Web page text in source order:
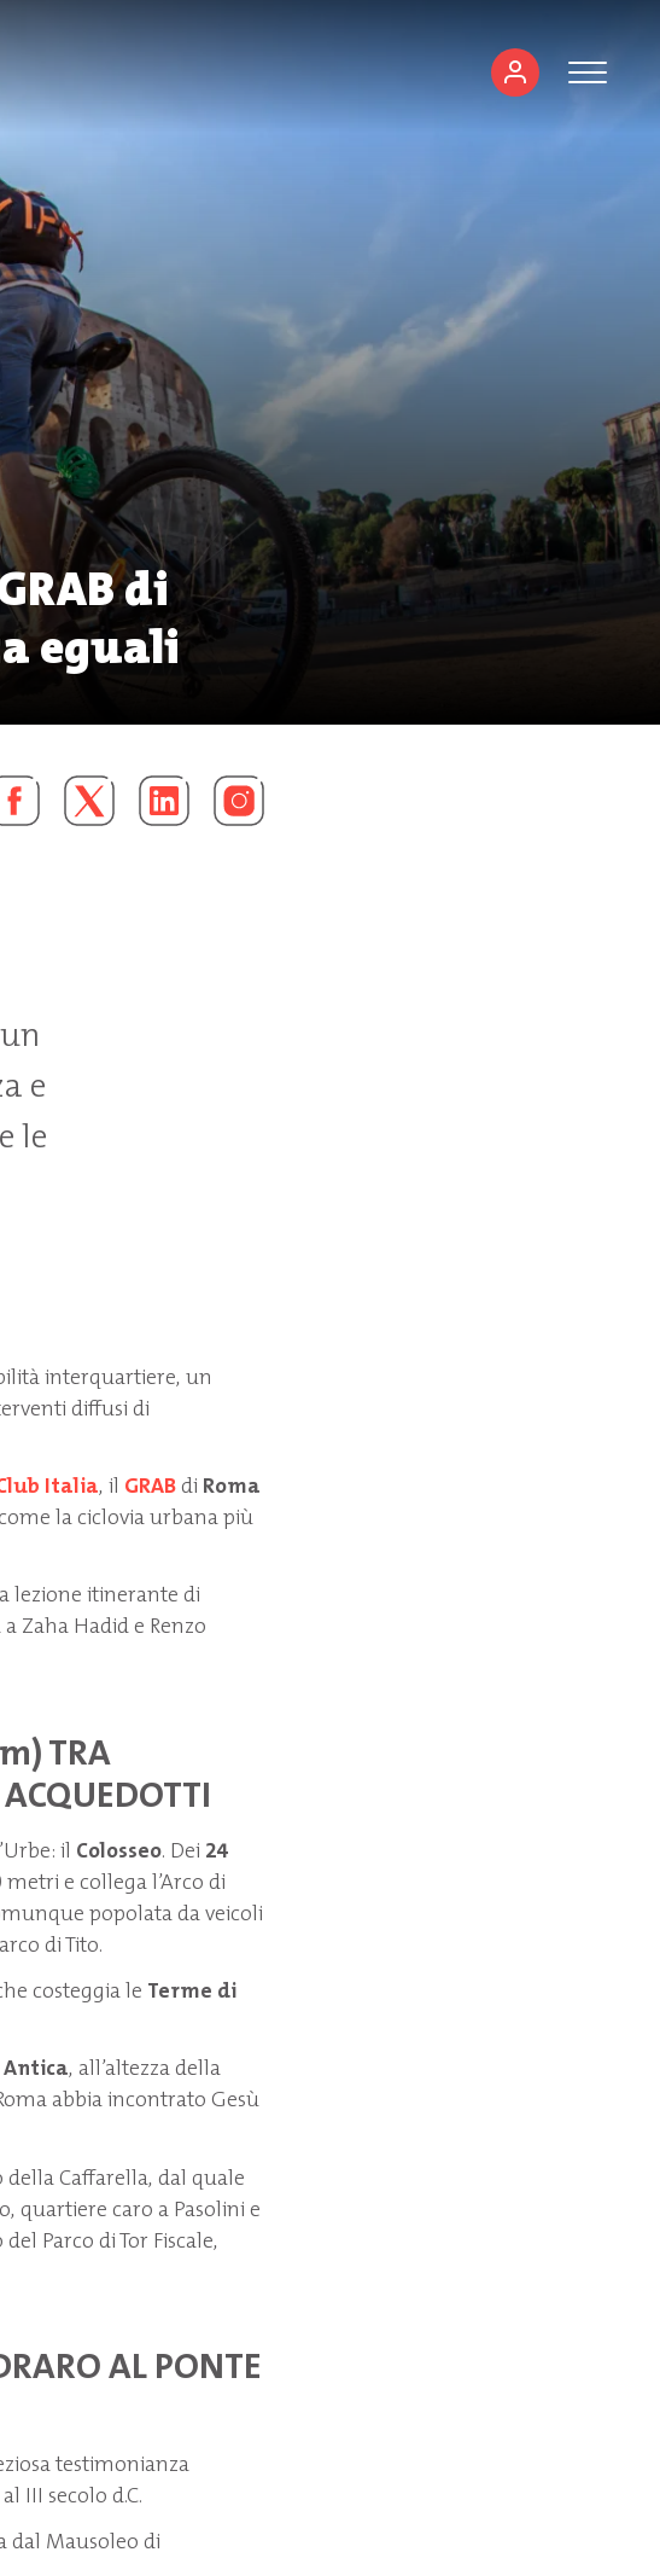
di
eguali
e
le
interquartiere, un
diffusi di
Italia, il GRABdi Roma
la ciclovia urbana più
lezione itinerante di
Zaha Hadid e Renzo
TRA
il Colosseo. Dei 24
e collega l’Arco di
popolata da veicoli
di Tito.
costeggia le Terme di
, all’altezza della
abbia incontrato Gesù
Caffarella, dal quale
quartiere caro a Pasolini e
Parco di Tor Fiscale,
AL PONTE
testimonianza
III secolo d.C.
dal Mausoleo di